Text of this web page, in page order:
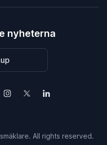
nyheterna
All rights reserved.